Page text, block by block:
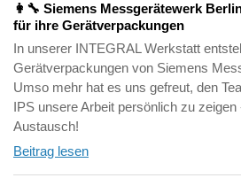
👩‍🔧 Siemens Messgerätewerk
für ihre Gerätverpackungen
In unserer INTEGRAL Werkstatt
Gerätverpackungen von Siemens
Umso mehr hat es uns gefreut, den
IPS unsere Arbeit persönlich zu
Austausch!
Beitrag lesen